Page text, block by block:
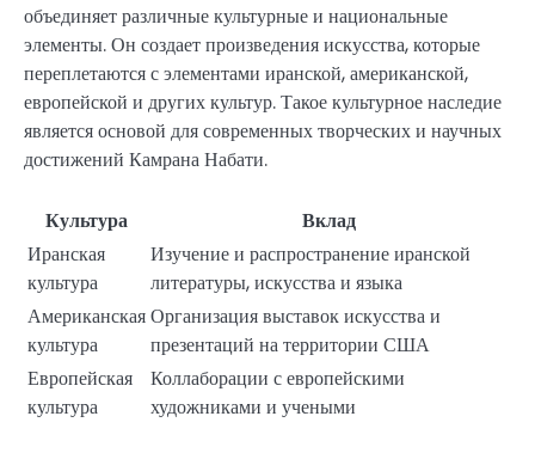
объединяет различные культурные и национальные
элементы. Он создает произведения искусства, которые
переплетаются с элементами иранской, американской,
европейской и других культур. Такое культурное наследие
является основой для современных творческих и научных
достижений Камрана Набати.
Культура
Вклад
Иранская
культура
Изучение и распространение иранской
литературы, искусства и языка
Американская
культура
Организация выставок искусства и
презентаций на территории США
Европейская
культура
Коллаборации с европейскими
художниками и учеными